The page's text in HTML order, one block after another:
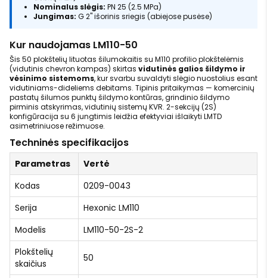
Nominalus slėgis: PN 25 (2.5 MPa)
Jungimas: G 2" išorinis sriegis (abiejose pusėse)
Kur naudojamas LM110-50
Šis 50 plokštelių lituotas šilumokaitis su M110 profilio plokštelėmis
(vidutinis chevron kampas) skirtas vidutinės galios šildymo ir
vėsinimo sistemoms, kur svarbu suvaldyti slėgio nuostolius esant
vidutiniams-dideliems debitams. Tipinis pritaikymas — komercinių
pastatų šilumos punktų šildymo kontūras, grindinio šildymo
pirminis atskyrimas, vidutinių sistemų KVR. 2-sekcijų (2S)
konfigūracija su 6 jungtimis leidžia efektyviai išlaikyti LMTD
asimetriniuose režimuose.
Techninės specifikacijos
Parametras
Vertė
Kodas
0209-0043
Serija
Hexonic LM110
Modelis
LM110-50-2S-2
Plokštelių
skaičius
50